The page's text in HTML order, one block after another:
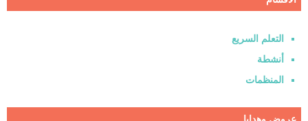
التعلم السريع
أنشطة
المنظمات
عروض وهدايا